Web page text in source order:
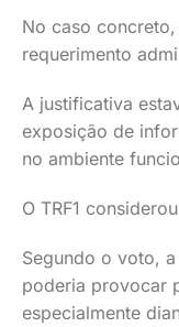
No caso
requerimento
A justificativa
exposição de
no ambiente
O TRF1
Segundo o voto,
poderia provocar
especialmente